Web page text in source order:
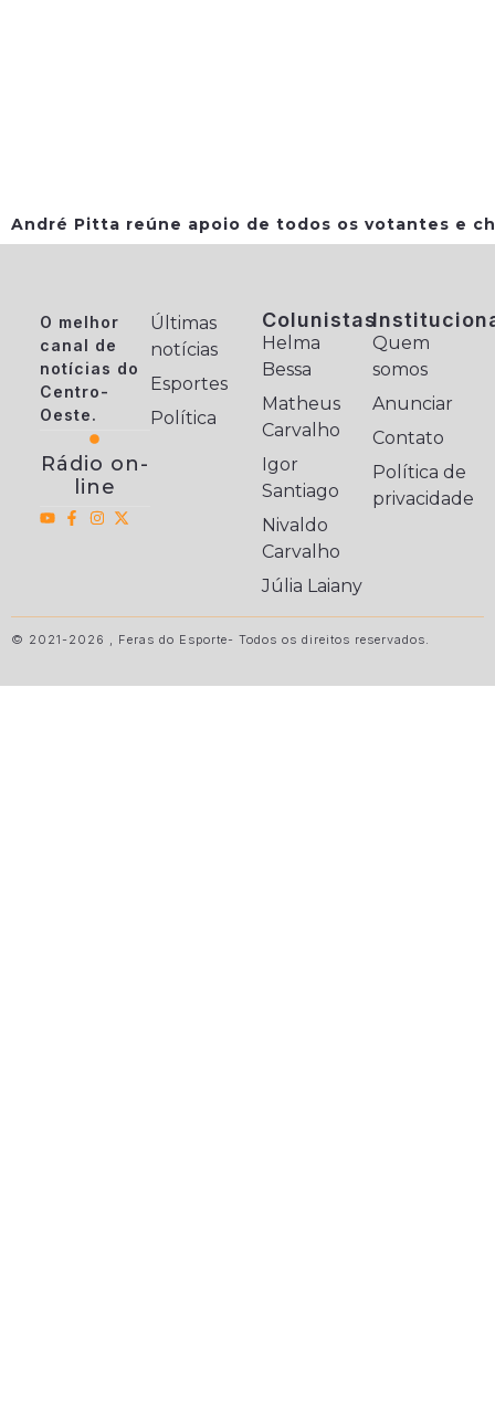
André Pitta reúne apoio de todos os votantes e
O melhor
canal de
notícias do
Centro-
Oeste.
Rádio on-
line
Últimas
notícias
Esportes
Política
Colunistas
Helma
Bessa
Matheus
Carvalho
Igor
Santiago
Nivaldo
Carvalho
Júlia Laiany
Quem
somos
Anunciar
Contato
Política de
privacidade
© 2021-2026 , Feras do Esporte- Todos os direitos reservados.